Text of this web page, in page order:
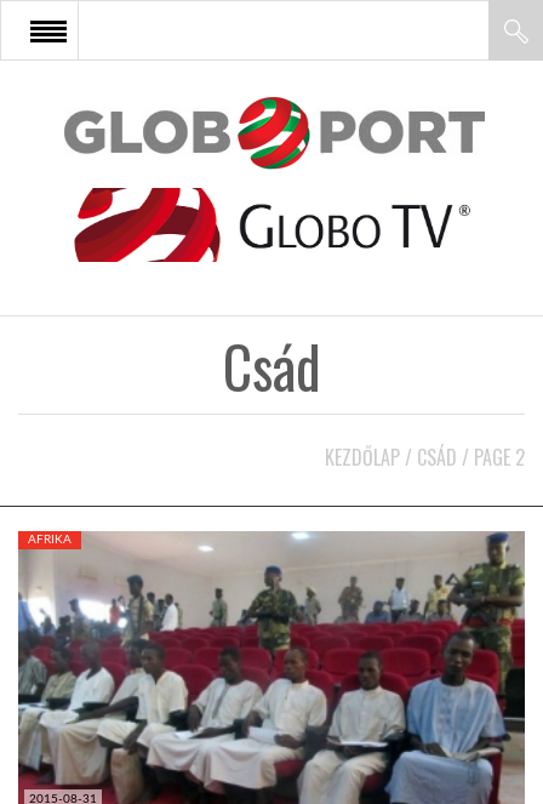
FŐOLDAL
AFRIKA
KÖZEL-KELET
AUSZTRÁLIA
A VILÁG ITTHON
Csád
KEZDŐLAP / CSÁD / PAGE 2
2015-08-31
AFRIKA